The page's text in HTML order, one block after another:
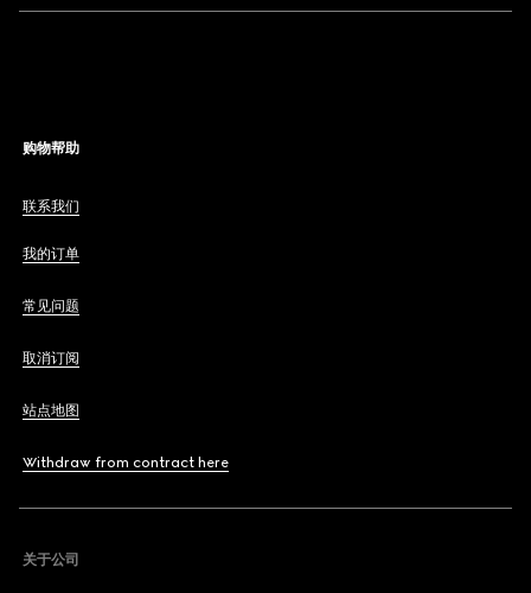
购物帮助
联系我们
我的订单
常见问题
取消订阅
站点地图
Withdraw from contract here
关于公司